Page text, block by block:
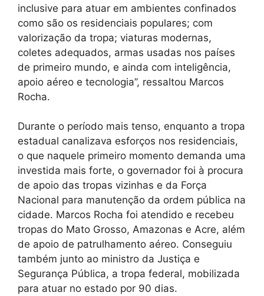
inclusive para atuar em ambientes confinados
como são os residenciais populares; com
valorização da tropa; viaturas modernas,
coletes adequados, armas usadas nos países
de primeiro mundo, e ainda com inteligência,
apoio aéreo e tecnologia’’, ressaltou Marcos
Rocha.
Durante o período mais tenso, enquanto a tropa
estadual canalizava esforços nos residenciais,
o que naquele primeiro momento demanda uma
investida mais forte, o governador foi à procura
de apoio das tropas vizinhas e da Força
Nacional para manutenção da ordem pública na
cidade. Marcos Rocha foi atendido e recebeu
tropas do Mato Grosso, Amazonas e Acre, além
de apoio de patrulhamento aéreo. Conseguiu
também junto ao ministro da Justiça e
Segurança Pública, a tropa federal, mobilizada
para atuar no estado por 90 dias.